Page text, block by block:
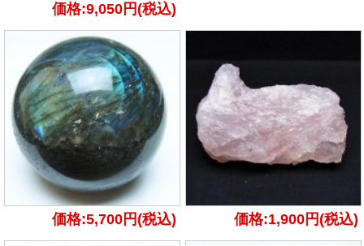
価格:9,050円(税込)
価格:5,700円(税込) 価格:1,900円(税込)